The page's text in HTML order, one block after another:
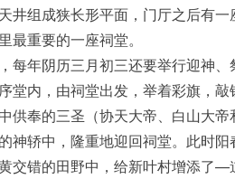
井组成狭长形平面，门厅之后有
重要的一座祠堂。
每年阴历三月初三还要举行迎神、
堂内，由祠堂出发，举着彩旗，
供奉的三圣（协天大帝、白山大
神轿中，隆重地迎回祠堂。此时
交错的田野中，给新叶村增添了—